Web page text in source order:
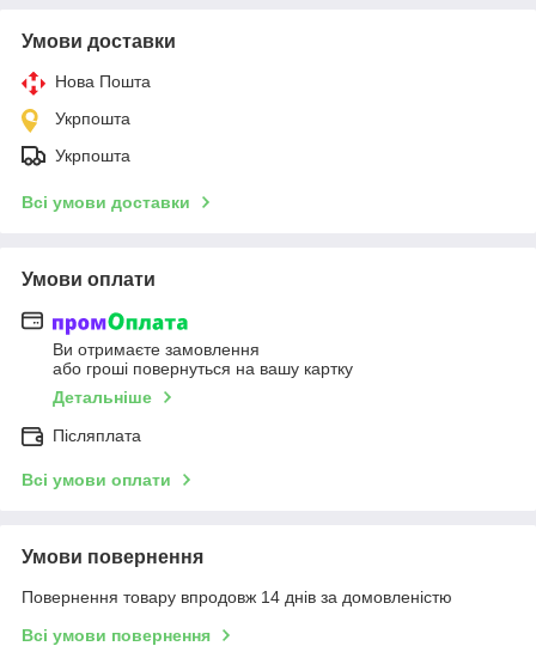
Умови доставки
Нова Пошта
Укрпошта
Укрпошта
Всі умови доставки
Умови оплати
Ви отримаєте замовлення
або гроші повернуться на вашу картку
Детальніше
Післяплата
Всі умови оплати
Умови повернення
Повернення товару впродовж 14 днів за домовленістю
Всі умови повернення